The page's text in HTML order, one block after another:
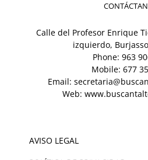
Calle del Profesor Enrique
izquierdo,
Phone: 963
Mobile: 677
Email:
Web:
AVISO LEGAL